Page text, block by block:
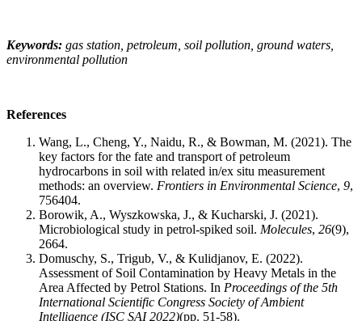
Keywords: gas station, petroleum, soil pollution, ground waters,
environmental pollution
References
Wang, L., Cheng, Y., Naidu, R., & Bowman, M. (2021). The
key factors for the fate and transport of petroleum
hydrocarbons in soil with related in/ex situ measurement
methods: an overview. Frontiers in Environmental Science, 9,
756404.
Borowik, A., Wyszkowska, J., & Kucharski, J. (2021).
Microbiological study in petrol-spiked soil. Molecules, 26(9),
2664.
Domuschy, S., Trigub, V., & Kulidjanov, E. (2022).
Assessment of Soil Contamination by Heavy Metals in the
Area Affected by Petrol Stations. In Proceedings of the 5th
International Scientific Congress Society of Ambient
Intelligence (ISC SAI 2022)(pp. 51-58).